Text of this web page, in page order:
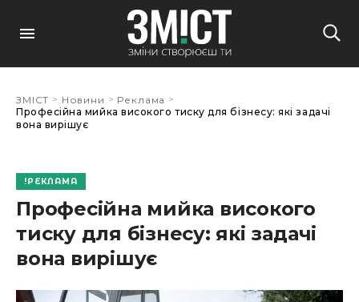
ЗМІСТ > Новини > Реклама >
Професійна мийка високого тиску для бізнесу: які задачі
вона вирішує
РЕКЛАМА
Професійна мийка високого
тиску для бізнесу: які задачі
вона вирішує